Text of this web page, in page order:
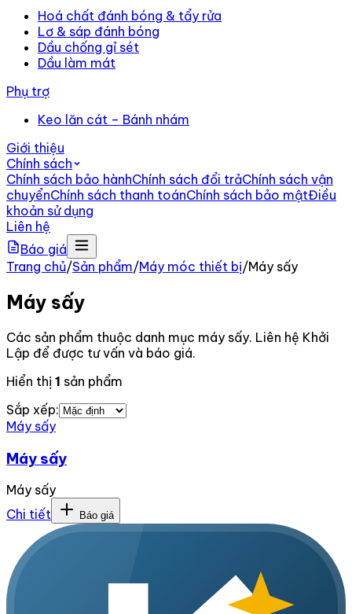
Hoá chất đánh bóng & tẩy rửa
Lơ & sáp đánh bóng
Dầu chống gỉ sét
Dầu làm mát
Phụ trợ
Keo lăn cát – Bánh nhám
Giới thiệu
Chính sách
Chính sách bảo hànhChính sách đổi trảChính sách vận
chuyểnChính sách thanh toánChính sách bảo mậtĐiều
khoản sử dụng
Liên hệ
Báo giá
Trang chủ/Sản phẩm/Máy móc thiết bị/Máy sấy
Máy sấy
Các sản phẩm thuộc danh mục máy sấy. Liên hệ Khởi
Lập để được tư vấn và báo giá.
Hiển thị 1 sản phẩm
Sắp xếp:
Máy sấy
Máy sấy
Máy sấy
Chi tiết
Báo giá